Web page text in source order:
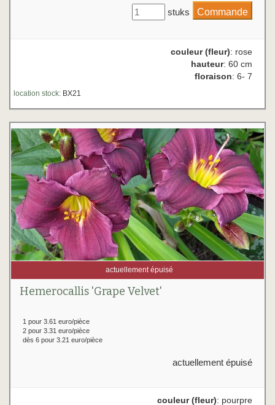
stuks
couleur (fleur): rose
hauteur: 60 cm
floraison: 6- 7
location stock: BX21
actuellement épuisé
Hemerocallis 'Grape Velvet'
1 pour 3.61 euro/pièce
2 pour 3.31 euro/pièce
dès 6 pour 3.21 euro/pièce
actuellement épuisé
couleur (fleur): pourpre